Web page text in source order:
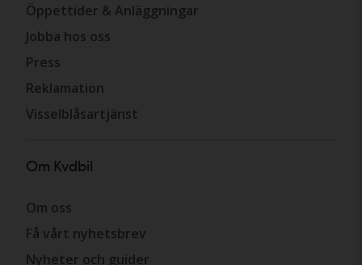
Öppettider & Anläggningar
Jobba hos oss
Press
Reklamation
Visselblåsartjänst
Om Kvdbil
Om oss
Få vårt nyhetsbrev
Nyheter och guider